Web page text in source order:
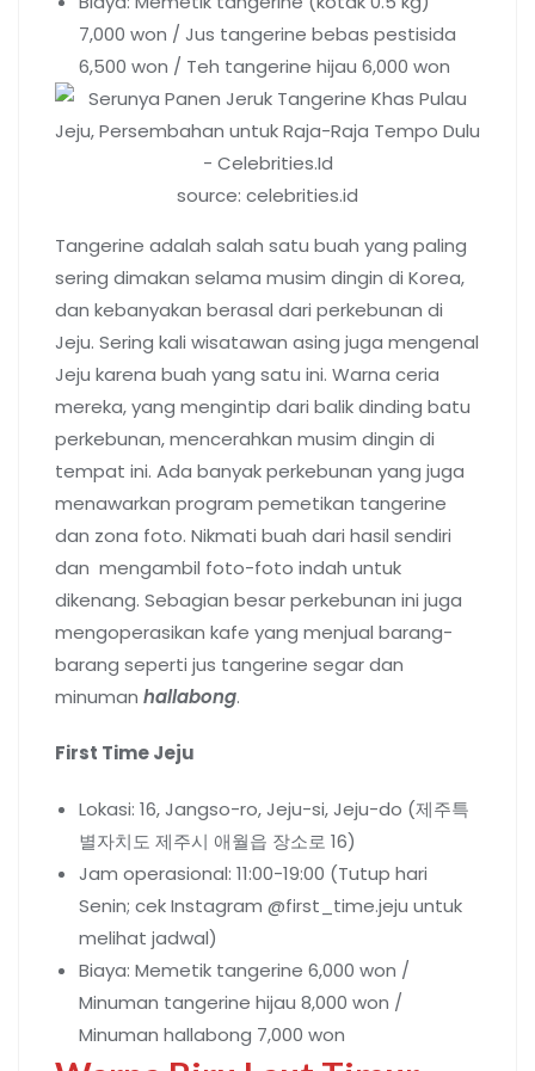
7,000 won / Jus tangerine bebas pestisida
6,500 won / Teh tangerine hijau 6,000 won
source: celebrities.id
Tangerine adalah salah satu buah yang paling
sering dimakan selama musim dingin di Korea,
dan kebanyakan berasal dari perkebunan di
Jeju. Sering kali wisatawan asing juga mengenal
Jeju karena buah yang satu ini. Warna ceria
mereka, yang mengintip dari balik dinding batu
perkebunan, mencerahkan musim dingin di
tempat ini. Ada banyak perkebunan yang juga
menawarkan program pemetikan tangerine
dan zona foto. Nikmati buah dari hasil sendiri
dan mengambil foto-foto indah untuk
dikenang. Sebagian besar perkebunan ini juga
mengoperasikan kafe yang menjual barang-
barang seperti jus tangerine segar dan
minuman hallabong.
First Time Jeju
Lokasi: 16, Jangso-ro, Jeju-si, Jeju-do (제주특
별자치도 제주시 애월읍 장소로 16)
Jam operasional: 11:00-19:00 (Tutup hari
Senin; cek Instagram @first_time.jeju untuk
melihat jadwal)
Biaya: Memetik tangerine 6,000 won /
Minuman tangerine hijau 8,000 won /
Minuman hallabong 7,000 won